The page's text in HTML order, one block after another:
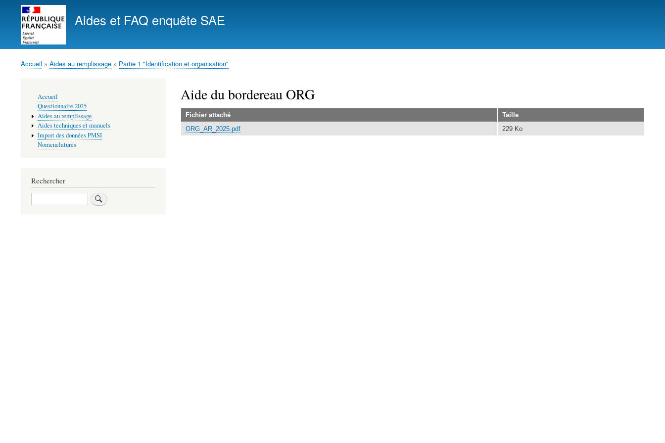
Aides et FAQ enquête SAE
Fil
Accueil Aides au remplissage Partie 1 "Identification et organisation"
Aide du bordereau ORG
Fichier attaché
Taille
ORG_AR_2025.pdf
229 Ko
principale
Accueil
Questionnaire 2025
Aides au remplissage
Aides techniques et manuels
Import des données PMSI
Nomenclatures
Rechercher
Rechercher